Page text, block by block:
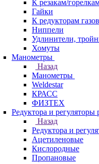
К резакам/
Гайки
К редукторам
Ниппели
Удлинители,
Хомуты
Манометры
Назад
Манометры
Weldestar
КРАСС
ФИЗТЕХ
Редуктора и регуляторы
Назад
Редуктора и
Ацетиленовые
Кислородные
Пропановые